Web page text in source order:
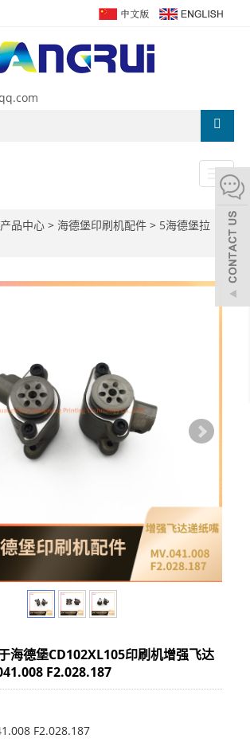
Toggle
产品中心 > 海德堡印刷机配件 > 5海德堡拉
海德堡CD102XL105印刷机增强飞达
F2.028.187
F2.028.187